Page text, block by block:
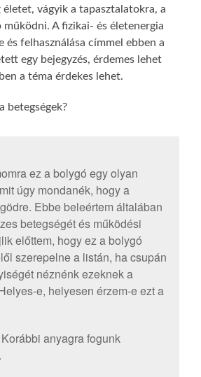
életet, vágyik a tapasztalatokra, a
A fizikai- és életenergia
és felhasználása címmel ebben a
egy bejegyzés, érdemes lehet
a téma érdekes lehet.
betegségek?
ez a bolygó egy olyan
úgy mondanék, hogy a
Ebbe beleértem általában
betegségét és működési
előttem, hogy ez a bolygó
szerepelne a listán, ha csupán
néznénk ezeknek a
e, helyesen érzem-e ezt a
anyagra fogunk